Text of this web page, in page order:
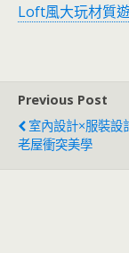
Loft風大玩材質
Previous Post
室內設計×服裝設
老屋衝突美學